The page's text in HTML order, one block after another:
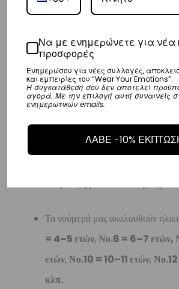
Girl’s T-Shirt Ice |
Vasiliki
4 Y 6 Y 8 Y
+7 more
8-9 Y
Τα νούμερά μας ακολουθούν
= 4–5 ετών, Νο.6 = 6–7 ετών,
ετών, Νο.10 = 10–11 ετών,
κλπ.
Να με ενημερώνετε για νέα
προσφορές
Ενημερώσου για νέες συλλογές,
και εμπειρίες του “Wear Your Emotions”.
Η συγκατάθεσή σου δεν αποτελεί
αγορά. Με την επιλογή αυτή συναινείς
ενημερωτικών emails.
ΛΑΒΕ -10%